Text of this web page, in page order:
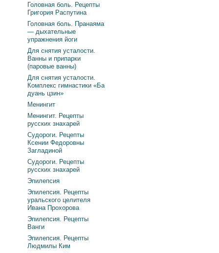
Головная боль. Рецепты
Григория Распутина
Головная боль. Пранаяма
— дыхательные
упражнения йоги
Для снятия усталости.
Ванны и припарки
(паровые ванны)
Для снятия усталости.
Комплекс гимнастики «Ба
дуань цзин»
Менингит
Менингит. Рецепты
русских знахарей
Судороги. Рецепты
Ксении Федоровны
Загладиной
Судороги. Рецепты
русских знахарей
Эпилепсия
Эпилепсия. Рецепты
уральского целителя
Ивана Прохорова
Эпилепсия. Рецепты
Ванги
Эпилепсия. Рецепты
Людмилы Ким